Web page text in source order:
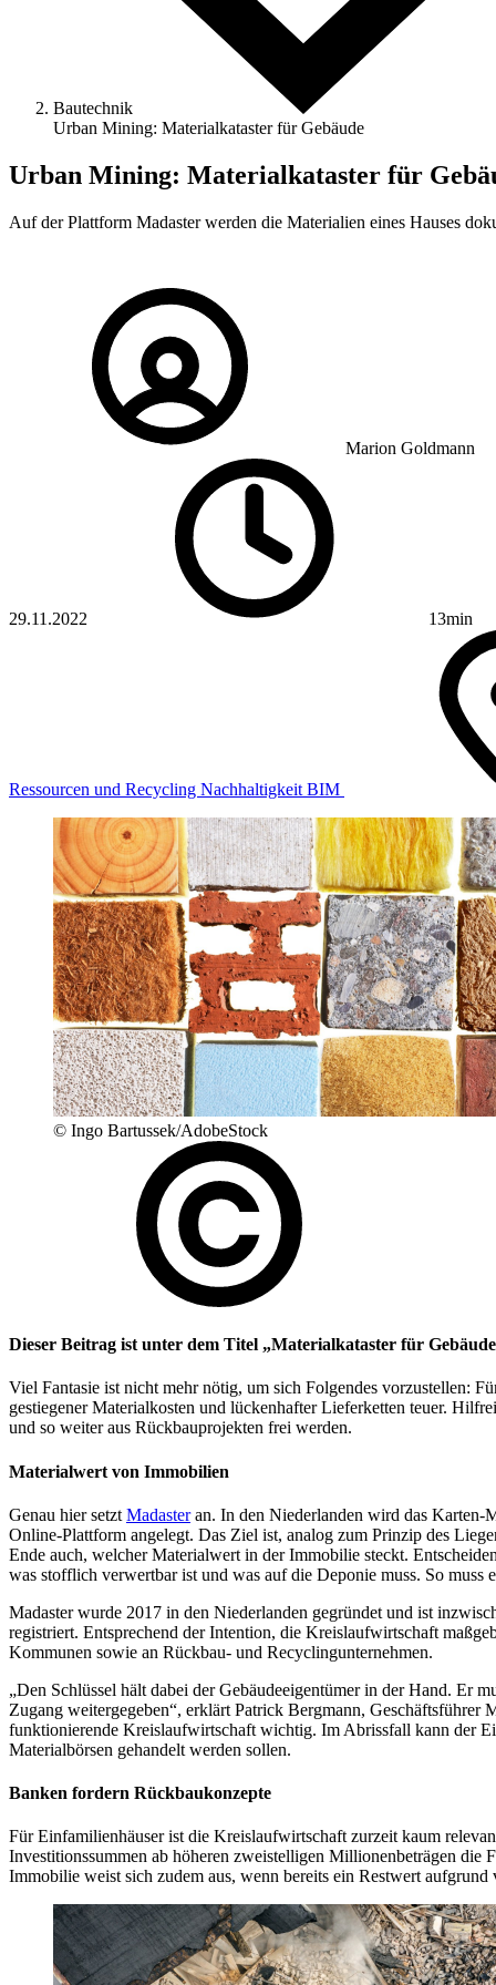
Bautechnik
Urban Mining: Materialkataster für Gebäude
Urban Mining: Materialkataster für
Auf der Plattform Madaster werden die Materialien eines Hauses
Marion Goldmann
29.11.2022 13min
Ressourcen und Recycling Nachhaltigkeit BIM
© Ingo Bartussek/AdobeStock
Dieser Beitrag ist unter dem Titel „Materialkataster für
Viel Fantasie ist nicht mehr nötig, um sich Folgendes vorzustellen:
gestiegener Materialkosten und lückenhafter Lieferketten teuer.
und so weiter aus Rückbauprojekten frei werden.
Materialwert von Immobilien
Genau hier setzt Madasteran. In den Niederlanden wird das Karten-
Online-Plattform angelegt. Das Ziel ist, analog zum Prinzip des
Ende auch, welcher Materialwert in der Immobilie steckt.
was stofflich verwertbar ist und was auf die Deponie muss. So
Madaster wurde 2017 in den Niederlanden gegründet und ist
registriert. Entsprechend der Intention, die Kreislaufwirtschaft
Kommunen sowie an Rückbau- und Recyclingunternehmen.
„Den Schlüssel hält dabei der Gebäudeeigentümer in der Hand. Er
Zugang weitergegeben“, erklärt Patrick Bergmann, Geschäftsführer
funktionierende Kreislaufwirtschaft wichtig. Im Abrissfall kann der
Materialbörsen gehandelt werden sollen.
Banken fordern Rückbaukonzepte
Für Einfamilienhäuser ist die Kreislaufwirtschaft zurzeit kaum
Investitionssummen ab höheren zweistelligen Millionenbeträgen
Immobilie weist sich zudem aus, wenn bereits ein Restwert